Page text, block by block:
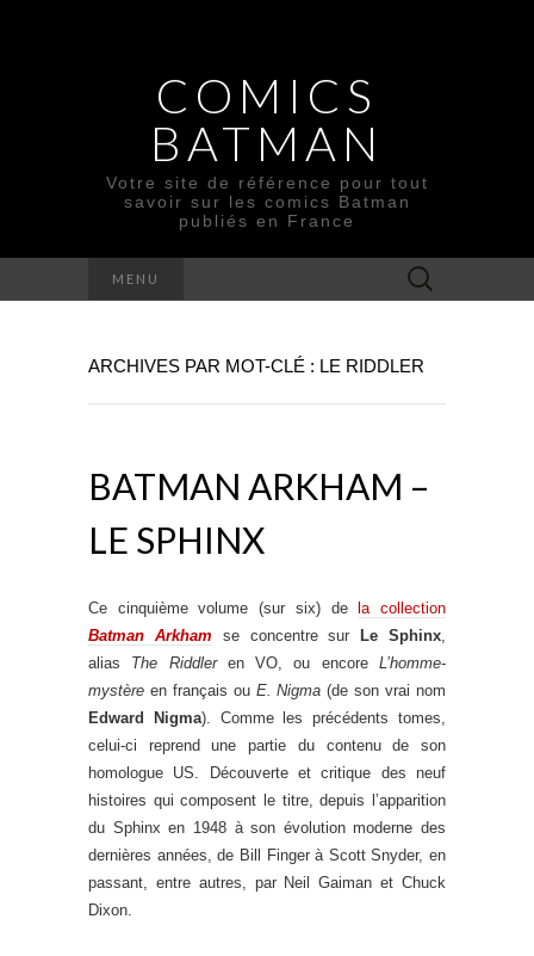
COMICS
BATMAN
Votre site de référence pour tout
savoir sur les comics Batman
publiés en France
MENU Rechercher :
ARCHIVES PAR MOT-CLÉ : LE RIDDLER
BATMAN ARKHAM –
LE SPHINX
Ce cinquième volume (sur six) de
la collection
Batman Arkham se concentre sur Le Sphinx,
alias The Riddleren VO, ou encoreL’homme-
mystère en français ou E. Nigma (de son vrai nom
Edward Nigma). Comme les précédents tomes,
celui-ci reprend une partie du contenu de son
homologue US. Découverte et critique des neuf
histoires qui composent le titre, depuis l’apparition
du Sphinx en 1948 à son évolution moderne des
dernières années, de Bill Finger à Scott Snyder, en
passant, entre autres, par Neil Gaiman et Chuck
Dixon.